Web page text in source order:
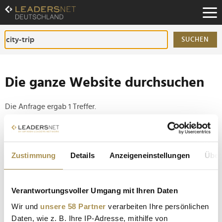
Zustimmung Details Anzeigeneinstellungen
Verantwortungsvoller Umgang mit Ihren Daten
Wir und unsere 58 Partner verarbeiten Ihre persönlichen
Daten, wie z. B. Ihre IP-Adresse, mithilfe von
Zum
Inhalt
Zur
Fußzeilen-
Navigation
SUCHEN
Die ganze Website durchsuchen
Die Anfrage ergab 1 Treffer.
Tipp
Seiten suchen, die genau diese Wortgruppe enthalten:
Die günstigsten Städte für einen City-Trip in Europa